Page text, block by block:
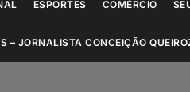
ESPORTES COMÉRCIO
– JORNALISTA CONCEIÇÃO